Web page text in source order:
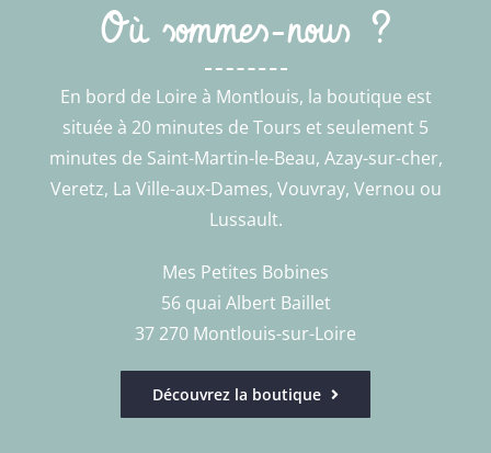
Où sommes-nous ?
En bord de Loire à Montlouis, la boutique est
située à 20 minutes de Tours et seulement 5
minutes de Saint-Martin-le-Beau, Azay-sur-cher,
Veretz, La Ville-aux-Dames, Vouvray, Vernou ou
Lussault.
Mes Petites Bobines
56 quai Albert Baillet
37 270 Montlouis-sur-Loire
Découvrez la boutique